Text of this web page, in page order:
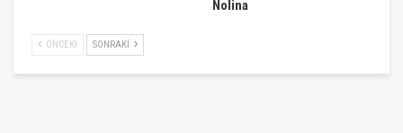
Nolina
ÖNCEKI SONRAKI